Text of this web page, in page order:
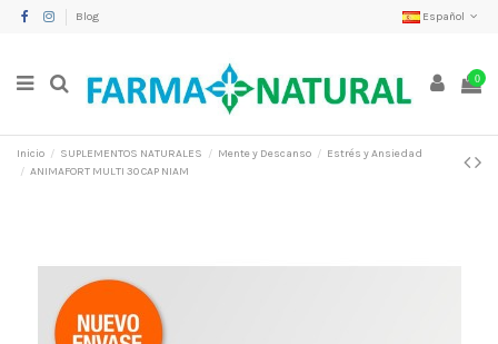
Blog Español
0
Inicio SUPLEMENTOS NATURALES Mente y Descanso
Estrés y Ansiedad
ANIMAFORT MULTI 30 CAP NIAM